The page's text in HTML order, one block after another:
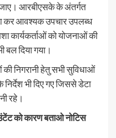
जाए। आरबीएसके के अंतर्गत
कर आवश्यक उपचार उपलब्ध
कार्यकर्ताओं को योजनाओं की
बल दिया गया।
निगरानी हेतु सभी सुविधाओं
भी दिए गए जिससे डेटा
रहे।
को कारण बताओ नोटिस